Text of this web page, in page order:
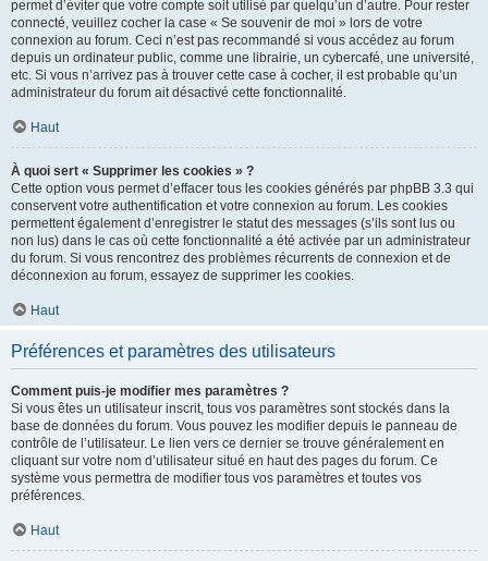
permet d’éviter que votre compte soit utilisé par quelqu’un d’autre. Pour rester
connecté, veuillez cocher la case « Se souvenir de moi » lors de votre
connexion au forum. Ceci n’est pas recommandé si vous accédez au forum
depuis un ordinateur public, comme une librairie, un cybercafé, une université,
etc. Si vous n’arrivez pas à trouver cette case à cocher, il est probable qu’un
administrateur du forum ait désactivé cette fonctionnalité.
Haut
À quoi sert « Supprimer les cookies » ?
Cette option vous permet d’effacer tous les cookies générés par phpBB 3.3 qui
conservent votre authentification et votre connexion au forum. Les cookies
permettent également d’enregistrer le statut des messages (s’ils sont lus ou
non lus) dans le cas où cette fonctionnalité a été activée par un administrateur
du forum. Si vous rencontrez des problèmes récurrents de connexion et de
déconnexion au forum, essayez de supprimer les cookies.
Haut
Préférences et paramètres des utilisateurs
Comment puis-je modifier mes paramètres ?
Si vous êtes un utilisateur inscrit, tous vos paramètres sont stockés dans la
base de données du forum. Vous pouvez les modifier depuis le panneau de
contrôle de l’utilisateur. Le lien vers ce dernier se trouve généralement en
cliquant sur votre nom d’utilisateur situé en haut des pages du forum. Ce
système vous permettra de modifier tous vos paramètres et toutes vos
préférences.
Haut